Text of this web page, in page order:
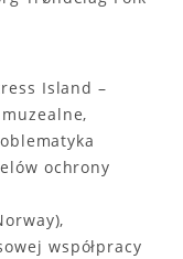
Island –
ochrony
współpracy